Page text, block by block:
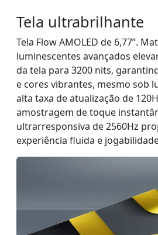
Tela ultrabrilhante
Tela Flow AMOLED de 6,77”.
luminescentes avançados
da tela para 3200 nits,
e cores vibrantes, mesmo sob
alta taxa de atualização de
amostragem de toque
ultrarresponsiva de 2560Hz
experiência fluida e